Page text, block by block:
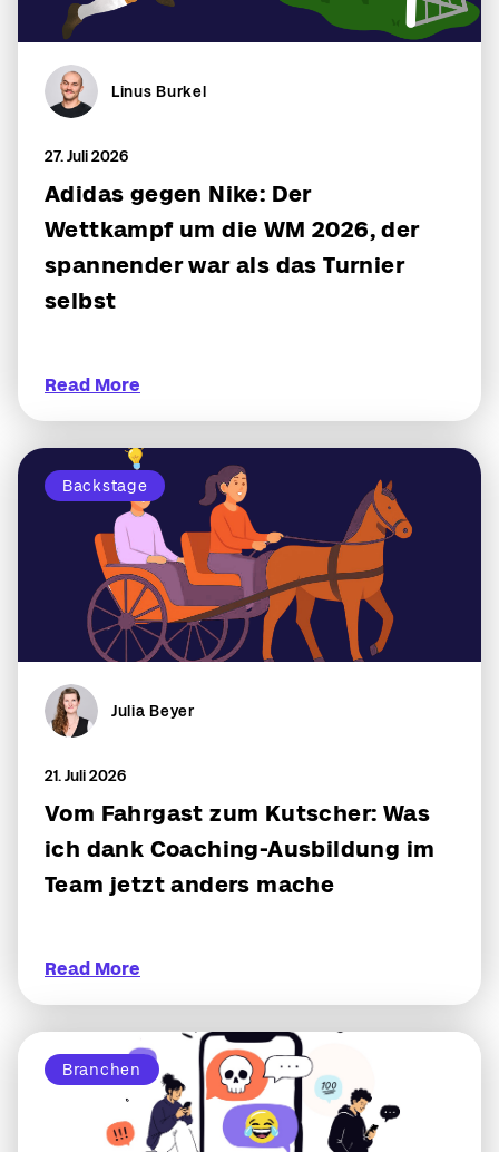
Linus Burkel
27. Juli 2026
Adidas gegen Nike: Der
Wettkampf um die WM 2026, der
spannender war als das Turnier
selbst
Read More
Backstage
Julia Beyer
21. Juli 2026
Vom Fahrgast zum Kutscher: Was
ich dank Coaching-Ausbildung im
Team jetzt anders mache
Read More
Branchen